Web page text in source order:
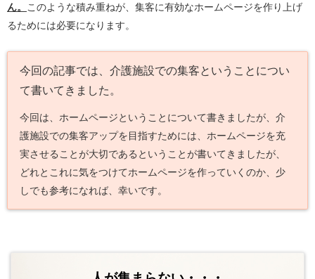
ん。
このような積み重ねが、集客に有効なホームページを作り上げ
るためには必要になります。
今回の記事では、介護施設での集客ということについ
て書いてきました。
今回は、ホームページということについて書きましたが、介
護施設での集客アップを目指すためには、ホームページを充
実させることが大切であるということが書いてきましたが、
どれとこれに気をつけてホームページを作っていくのか、少
しでも参考になれば、幸いです。